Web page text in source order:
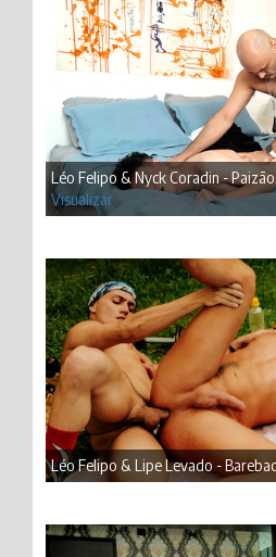
Léo Felipo & Nyck Coradin -
Visualizar
Léo Felipo & Lipe Levado -